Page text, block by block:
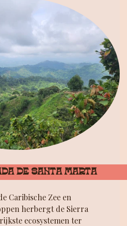
DE SANTA MARTA
Caribische Zee en
herbergt de Sierra
ecosystemen ter